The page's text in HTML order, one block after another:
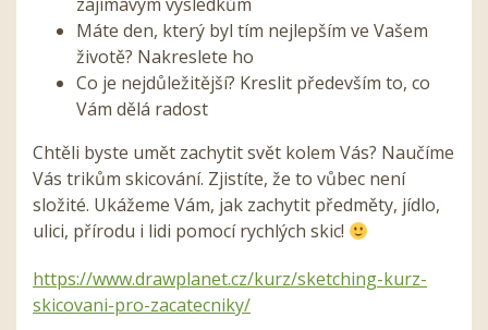
Máte den, který byl tím nejlepším ve Vašem
životě? Nakreslete ho
Co je nejdůležitější? Kreslit především to, co
Vám dělá radost
Chtěli byste umět zachytit svět kolem Vás? Naučíme
Vás trikům skicování. Zjistíte, že to vůbec není
složité. Ukážeme Vám, jak zachytit předměty, jídlo,
ulici, přírodu i lidi pomocí rychlých skic!
https://www.drawplanet.cz/kurz/sketching-kurz-
skicovani-pro-zacatecniky/